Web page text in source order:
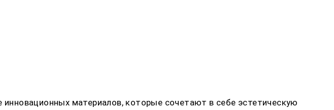
материалов, которые сочетают в себе эстетическую